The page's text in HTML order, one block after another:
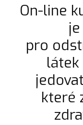
On-line
pro
látek
které